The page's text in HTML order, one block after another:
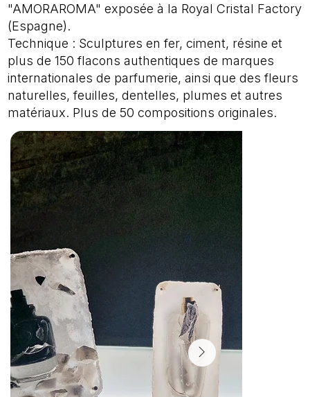
"AMORAROMA" exposée à la Royal Cristal Factory
(Espagne).
Technique : Sculptures en fer, ciment, résine et
plus de 150 flacons authentiques de marques
internationales de parfumerie, ainsi que des fleurs
naturelles, feuilles, dentelles, plumes et autres
matériaux. Plus de 50 compositions originales.